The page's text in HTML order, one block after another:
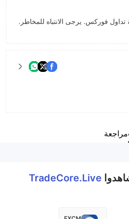
فوركس. يرجى الانتباه للمخاطر.
مراجعة
TradeCore.Live